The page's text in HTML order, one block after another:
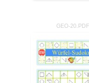
GEO-